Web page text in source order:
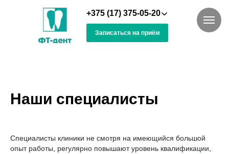
Записаться на приём
+375 (17) 375-05-20
Наши специалисты
Специалисты клиники не смотря на имеющийся большой
опыт работы, регулярно повышают уровень квалификации,